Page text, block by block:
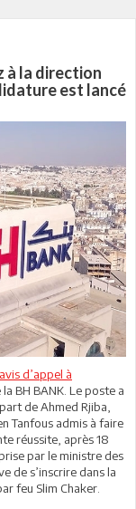
à la direction
est lancé
avis d’appel à
BH BANK. Le poste a
de Ahmed Rjiba,
Tanfous admis à faire
réussite, après 18
par le ministre des
de s’inscrire dans la
feu Slim Chaker.